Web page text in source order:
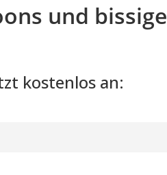
und
kostenlos an: